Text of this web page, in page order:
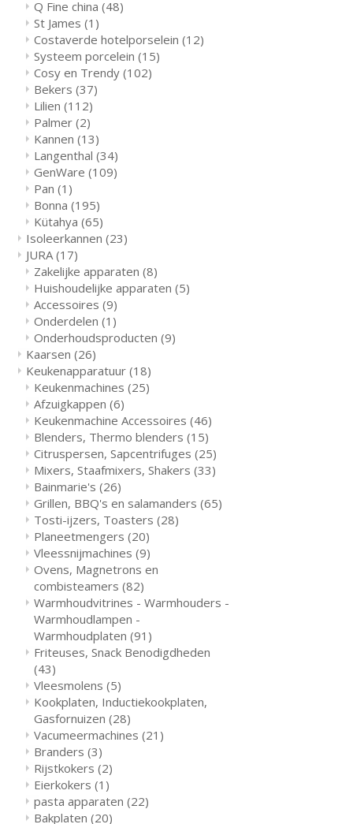
Q Fine china (48)
St James (1)
Costaverde hotelporselein (12)
Systeem porcelein (15)
Cosy en Trendy (102)
Bekers (37)
Lilien (112)
Palmer (2)
Kannen (13)
Langenthal (34)
GenWare (109)
Pan (1)
Bonna (195)
Kütahya (65)
Isoleerkannen (23)
JURA (17)
Zakelijke apparaten (8)
Huishoudelijke apparaten (5)
Accessoires (9)
Onderdelen (1)
Onderhoudsproducten (9)
Kaarsen (26)
Keukenapparatuur (18)
Keukenmachines (25)
Afzuigkappen (6)
Keukenmachine Accessoires (46)
Blenders, Thermo blenders (15)
Citruspersen, Sapcentrifuges (25)
Mixers, Staafmixers, Shakers (33)
Bainmarie's (26)
Grillen, BBQ's en salamanders (65)
Tosti-ijzers, Toasters (28)
Planeetmengers (20)
Vleessnijmachines (9)
Ovens, Magnetrons en
combisteamers (82)
Warmhoudvitrines - Warmhouders -
Warmhoudlampen -
Warmhoudplaten (91)
Friteuses, Snack Benodigdheden
(43)
Vleesmolens (5)
Kookplaten, Inductiekookplaten,
Gasfornuizen (28)
Vacumeermachines (21)
Branders (3)
Rijstkokers (2)
Eierkokers (1)
pasta apparaten (22)
Bakplaten (20)